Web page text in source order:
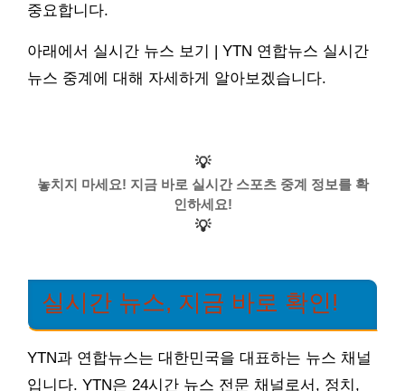
중요합니다.
아래에서 실시간 뉴스 보기 | YTN 연합뉴스 실시간
뉴스 중계에 대해 자세하게 알아보겠습니다.
💡
놓치지 마세요! 지금 바로 실시간 스포츠 중계 정보를 확
인하세요!
💡
실시간 뉴스, 지금 바로 확인!
YTN과 연합뉴스는 대한민국을 대표하는 뉴스 채널
입니다. YTN은 24시간 뉴스 전문 채널로서, 정치,